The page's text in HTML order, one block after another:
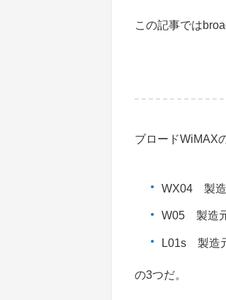
この記事では
ブロードWiMAX
WX04 製
W05 製造元
L01s 製造
の3つだ。